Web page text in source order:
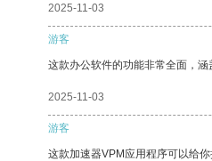
2025-11-03
游客
这款办公软件的功能非常全面，
2025-11-03
游客
这款加速器VPM应用程序可以给